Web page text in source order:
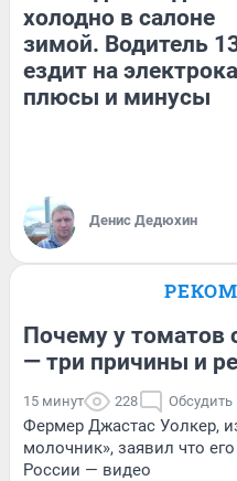
холодно в салоне
зимой. Водитель
ездит на
плюсы и минусы
Денис Дедюхин
Почему у томатов
— три причины и
15 минут 228 Обсудить
Фермер Джастас Уолкер,
молочник», заявил что
России — видео